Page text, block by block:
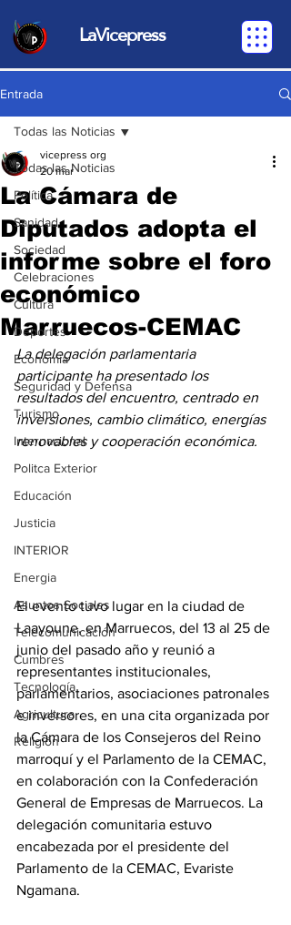
LaVicepress
Entrada
Todas las Noticias
Política
Sanidad
Sociedad
Celebraciones
Cultura
Deportes
Economia
Seguridad y Defensa
Turismo
Internacional
Politca Exterior
Educación
Justicia
INTERIOR
Energia
Asuntos Sociales
Telecomunicación
Cumbres
Tecnología
Agricultura
Religión
Todas las Noticias
La Cámara de
Diputados adopta el
informe sobre el foro
económico
Marruecos-CEMAC
vicepress org
20 mar
La delegación parlamentaria
participante ha presentado los
resultados del encuentro, centrado en
inversiones, cambio climático, energías
renovables y cooperación económica.
El evento tuvo lugar en la ciudad de
Laayoune, en Marruecos, del 13 al 25 de
junio del pasado año y reunió a
representantes institucionales,
parlamentarios, asociaciones patronales
e inversores, en una cita organizada por
la Cámara de los Consejeros del Reino
marroquí y el Parlamento de la CEMAC,
en colaboración con la Confederación
General de Empresas de Marruecos. La
delegación comunitaria estuvo
encabezada por el presidente del
Parlamento de la CEMAC, Evariste
Ngamana.